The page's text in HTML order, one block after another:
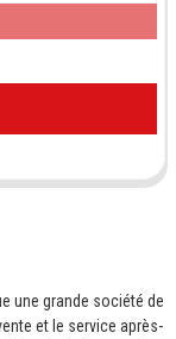
une grande société de
et le service après-